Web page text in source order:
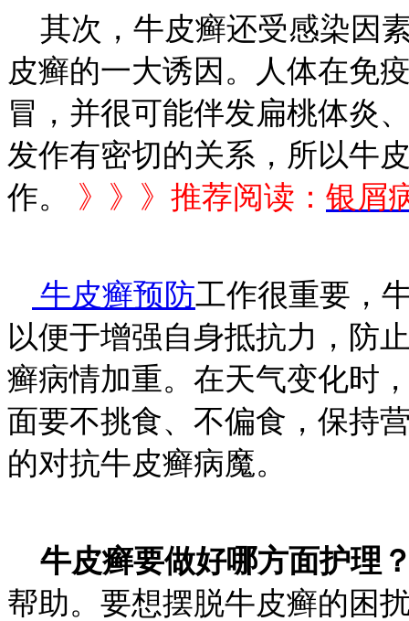
其次，牛皮癣还受感染因
皮癣的一大诱因。人体在免
冒，并很可能伴发扁桃体炎
发作有密切的关系，所以牛
作。
》》》推荐阅读： 银屑
牛皮癣预防工作很重要，
以便于增强自身抵抗力，防
癣病情加重。在天气变化时
面要不挑食、不偏食，保持
的对抗牛皮癣病魔。
牛皮癣要做好哪方面护理
帮助。要想摆脱牛皮癣的困